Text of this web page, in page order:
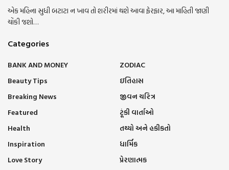
એક મહિના સુધી બટાટા ન ખાવ તો શરીરમાં થશે આવા ફેરફાર, આ માહિતી જાણી
ચોંકી જશો…
Categories
BANK AND MONEY
Beauty Tips
Breaking News
Featured
Health
Inspiration
Love Story
ZODIAC
ઇતિહાસ
જીવન ચરિત્ર
ટૂંકી વાર્તાઓ
તથ્યો અને હકીકતો
ધાર્મિક
પ્રેરણાત્મક